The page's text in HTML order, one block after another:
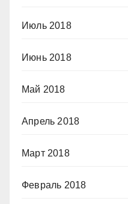
Июль 2018
Июнь 2018
Май 2018
Апрель 2018
Март 2018
Февраль 2018